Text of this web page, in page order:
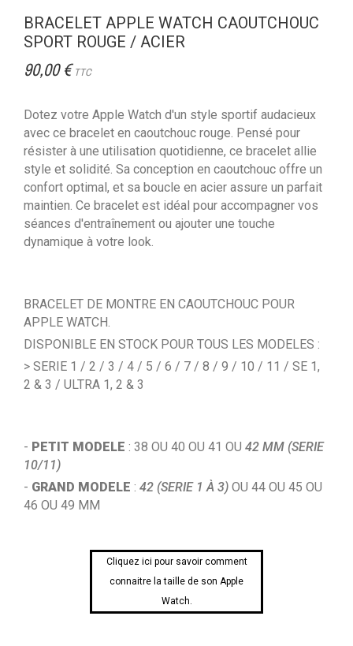
BRACELET APPLE WATCH CAOUTCHOUC
SPORT ROUGE / ACIER
90,00 € TTC
Dotez votre Apple Watch d'un style sportif audacieux
avec ce bracelet en caoutchouc rouge. Pensé pour
résister à une utilisation quotidienne, ce bracelet allie
style et solidité. Sa conception en caoutchouc offre un
confort optimal, et sa boucle en acier assure un parfait
maintien. Ce bracelet est idéal pour accompagner vos
séances d'entraînement ou ajouter une touche
dynamique à votre look.
BRACELET DE MONTRE EN CAOUTCHOUC POUR
APPLE WATCH.
DISPONIBLE EN STOCK POUR TOUS LES MODELES :
> SERIE 1 / 2 / 3 / 4 / 5 / 6 / 7 / 8 / 9 / 10 / 11 / SE 1,
2 & 3 / ULTRA 1, 2 & 3
- PETIT MODELE : 38 OU 40 OU 41 OU 42 MM (SERIE
10/11)
- GRAND MODELE : 42 (SERIE 1 À 3) OU 44 OU 45 OU
46 OU 49 MM
Cliquez ici pour savoir comment
connaitre la taille de son Apple
Watch.